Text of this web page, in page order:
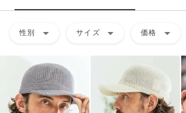
性別 arrow_drop_down サイズ arrow_drop_down 価格 arrow_drop_down